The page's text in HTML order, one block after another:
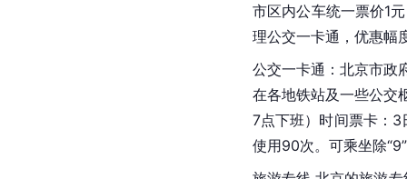
市区内公车统一票价1
理公交一卡通，优惠幅
公交一卡通：北京市政
在各地铁站及一些公交
7点下班）时间票卡：
使用90次。可乘坐除